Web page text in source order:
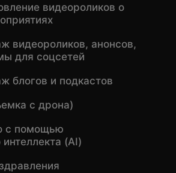
видеороликов о
видеороликов, анонсов,
для соцсетей
блогов и подкастов
с дрона)
с помощью
(AI)